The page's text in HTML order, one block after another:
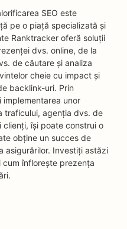
SEO este
pe o piață specializată și
Ranktracker oferă soluții
dvs. online, de la
de căutare și analiza
cheie cu impact și
backlink-uri. Prin
implementarea unor
traficului, agenția dvs. de
își poate construi o
obține un succes de
asigurărilor. Investiți astăzi
cum înflorește prezența